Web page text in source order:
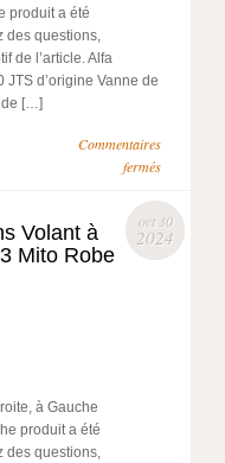
produit a été
des questions,
de l’article. Alfa
JTS d’origine Vanne de
de […]
Commentaires
fermés
oct 30
2024
Volant à
Mito Robe
à Gauche
produit a été
des questions,